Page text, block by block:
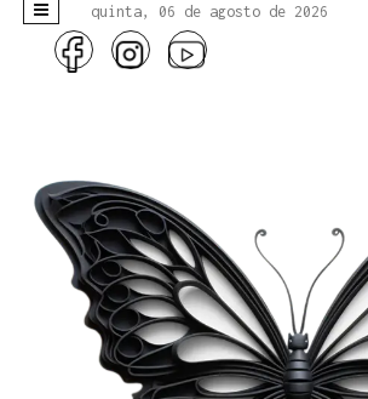
quinta, 06 de agosto de 2026